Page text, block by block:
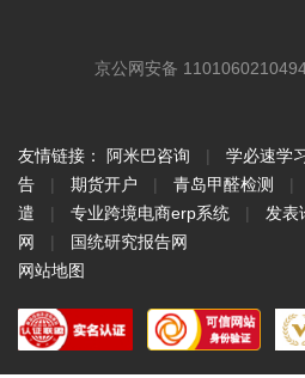
京公网安备
友情链接： 阿米巴咨询 | 学必速学
告
| 期货开户 | 青岛甲醛检测 |
遣
| 专业跨境电商erp系统 | 发表
网
|
国统研究报告网
网站地图